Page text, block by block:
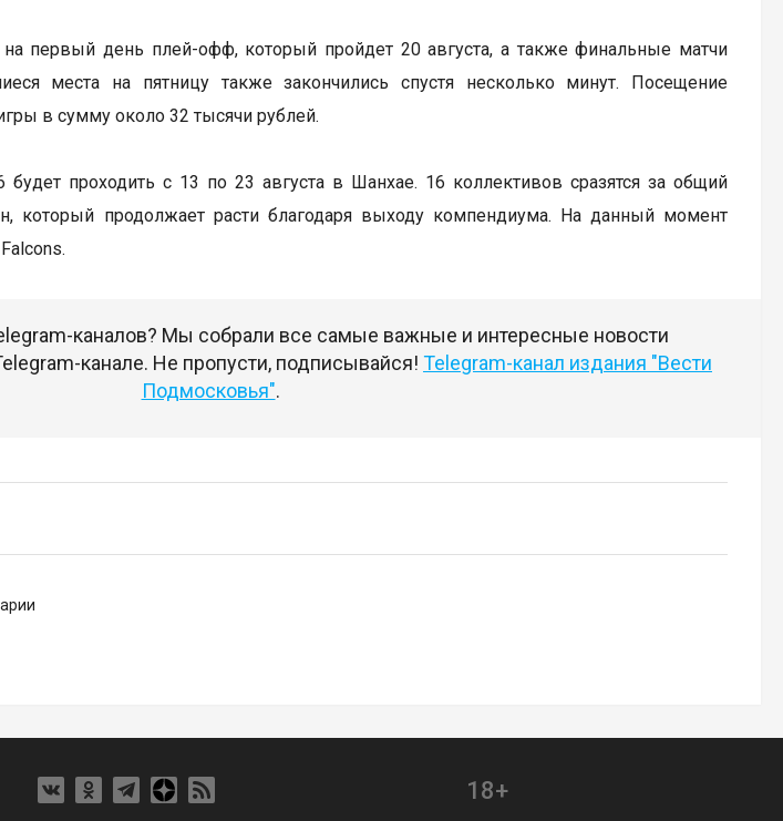
первый день плей-офф, который пройдет 20 августа, а также финальные матчи
места на пятницу также закончились спустя несколько минут. Посещение
в сумму около 32 тысячи рублей.
будет проходить с 13 по 23 августа в Шанхае. 16 коллективов сразятся за общий
который продолжает расти благодаря выходу компендиума. На данный момент
каналов? Мы собрали все самые важные и интересные новости
канале. Не пропусти, подписывайся! Telegram-канал издания "Вести
Подмосковья".
18+